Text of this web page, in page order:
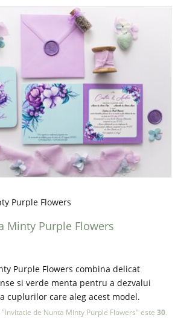
Purple Flowers
Minty Purple Flowers
Purple Flowers combina delicat
si verde menta pentru a dezvalui
cuplurilor care aleg acest model.
de Nunta Minty Purple Flowers" este 30.